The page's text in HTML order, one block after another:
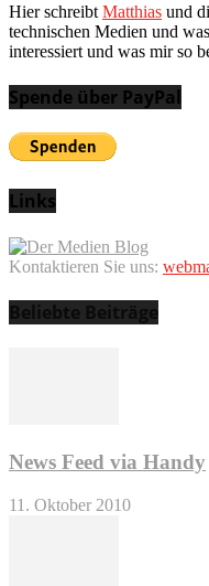
Hier schreibt Matthias und
technischen Medien und
interessiert und was mir so
Spende über PayPal
Links
Kontaktieren Sie uns:
Beliebte Beiträge
News Feed via Handy
11. Oktober 2010